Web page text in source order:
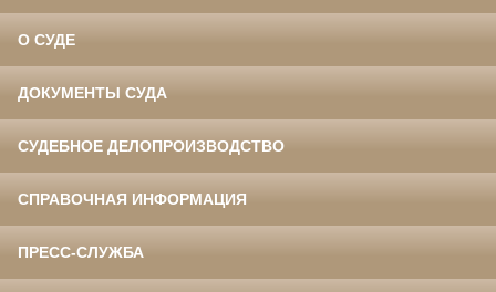
О СУДЕ
ДОКУМЕНТЫ СУДА
СУДЕБНОЕ ДЕЛОПРОИЗВОДСТВО
СПРАВОЧНАЯ ИНФОРМАЦИЯ
ПРЕСС-СЛУЖБА